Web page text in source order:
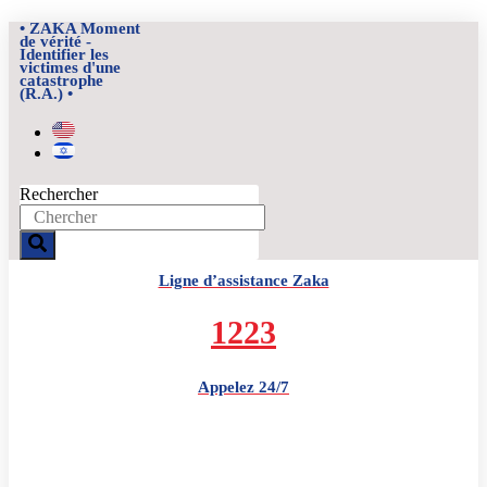
au
contenu
• ZAKA Moment
de vérité -
Identifier les
victimes d'une
catastrophe
(R.A.) •
Rechercher
Ligne d’assistance Zaka
1223
Appelez 24/7